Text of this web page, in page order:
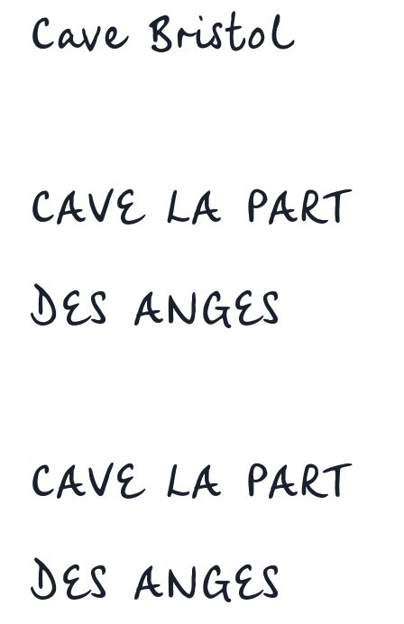
Cave Bristol
CAVE LA PART
DES ANGES
CAVE LA PART
DES ANGES